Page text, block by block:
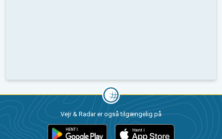
Vejr & Radar er også tilgængelig på